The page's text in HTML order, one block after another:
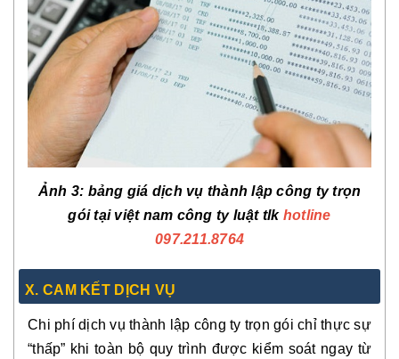
Ảnh 3: bảng giá dịch vụ thành lập công ty trọn
gói tại việt nam công ty luật tlk hotline
097.211.8764
X. CAM KẾT DỊCH VỤ
Chi phí dịch vụ thành lập công ty trọn gói chỉ thực sự
“thấp” khi toàn bộ quy trình được kiểm soát ngay từ